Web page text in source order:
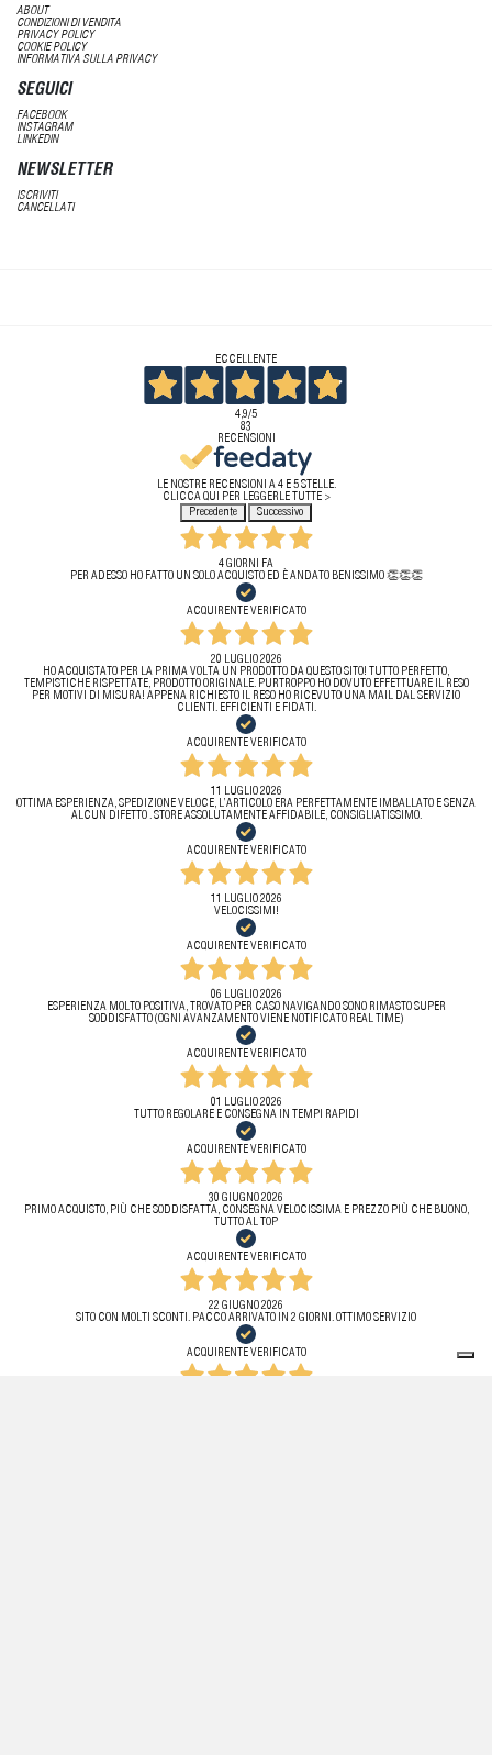
ABOUT
CONDIZIONI DI VENDITA
PRIVACY POLICY
COOKIE POLICY
INFORMATIVA SULLA PRIVACY
SEGUICI
FACEBOOK
INSTAGRAM
LINKEDIN
NEWSLETTER
ISCRIVITI
CANCELLATI
ECCELLENTE
4,9/5
83
RECENSIONI
LE NOSTRE RECENSIONI A 4 E 5 STELLE.
CLICCA QUI PER LEGGERLE TUTTE >
Precedente
Successivo
4 GIORNI FA
PER ADESSO HO FATTO UN SOLO ACQUISTO ED È ANDATO BENISSIMO 👏👏👏
ACQUIRENTE VERIFICATO
20 LUGLIO 2026
HO ACQUISTATO PER LA PRIMA VOLTA UN PRODOTTO DA QUESTO SITO! TUTTO PERFETTO,
TEMPISTICHE RISPETTATE, PRODOTTO ORIGINALE. PURTROPPO HO DOVUTO EFFETTUARE IL RESO
PER MOTIVI DI MISURA! APPENA RICHIESTO IL RESO HO RICEVUTO UNA MAIL DAL SERVIZIO
CLIENTI. EFFICIENTI E FIDATI.
ACQUIRENTE VERIFICATO
11 LUGLIO 2026
OTTIMA ESPERIENZA, SPEDIZIONE VELOCE, L’ARTICOLO ERA PERFETTAMENTE IMBALLATO E SENZA
ALCUN DIFETTO . STORE ASSOLUTAMENTE AFFIDABILE, CONSIGLIATISSIMO.
ACQUIRENTE VERIFICATO
11 LUGLIO 2026
VELOCISSIMI!
ACQUIRENTE VERIFICATO
06 LUGLIO 2026
ESPERIENZA MOLTO POSITIVA, TROVATO PER CASO NAVIGANDO SONO RIMASTO SUPER
SODDISFATTO (OGNI AVANZAMENTO VIENE NOTIFICATO REAL TIME)
ACQUIRENTE VERIFICATO
01 LUGLIO 2026
TUTTO REGOLARE E CONSEGNA IN TEMPI RAPIDI
ACQUIRENTE VERIFICATO
30 GIUGNO 2026
PRIMO ACQUISTO, PIÙ CHE SODDISFATTA, CONSEGNA VELOCISSIMA E PREZZO PIÙ CHE BUONO,
TUTTO AL TOP
ACQUIRENTE VERIFICATO
22 GIUGNO 2026
SITO CON MOLTI SCONTI. PACCO ARRIVATO IN 2 GIORNI. OTTIMO SERVIZIO
ACQUIRENTE VERIFICATO